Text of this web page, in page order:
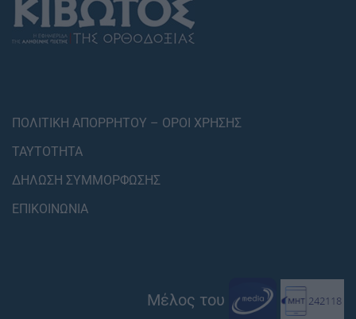
ΠΟΛΙΤΙΚΗ ΑΠΟΡΡΗΤΟΥ – ΟΡΟΙ ΧΡΗΣΗΣ
ΤΑΥΤΟΤΗΤΑ
ΔΗΛΩΣΗ ΣΥΜΜΟΡΦΩΣΗΣ
ΕΠΙΚΟΙΝΩΝΙΑ
Μέλος του